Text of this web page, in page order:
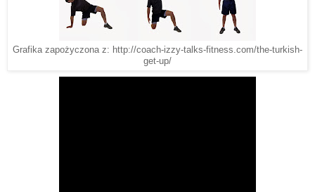
Grafika zapożyczona z: http://coach-izzy-talks-fitness.com/the-turkish-
get-up/